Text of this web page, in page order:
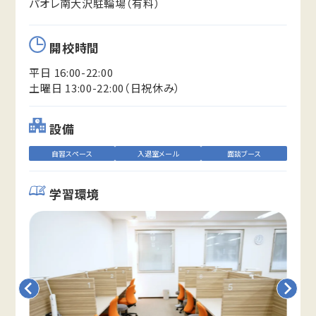
パオレ南大沢駐輪場（有料）
開校時間
平日 16:00-22:00
土曜日 13:00-22:00（日祝休み）
設備
自習スペース 入退室メール 面談ブース
学習環境